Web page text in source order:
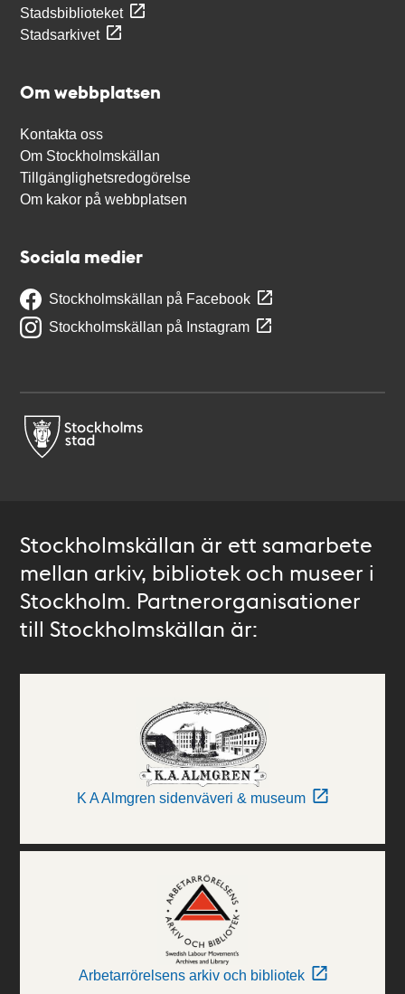
Stadsbiblioteket
Stadsarkivet
Om webbplatsen
Kontakta oss
Om Stockholmskällan
Tillgänglighetsredogörelse
Om kakor på webbplatsen
Sociala medier
Stockholmskällan på Facebook
Stockholmskällan på Instagram
Stockholmskällan är ett samarbete
mellan arkiv, bibliotek och museer i
Stockholm. Partnerorganisationer
till Stockholmskällan är:
K A Almgren sidenväveri & museum
Arbetarrörelsens arkiv och bibliotek